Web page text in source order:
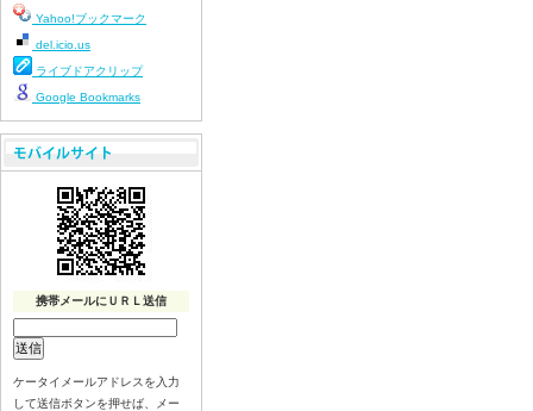
Yahoo!ブックマーク
del.icio.us
ライブドアクリップ
Google Bookmarks
携帯メールにＵＲＬ送信
ケータイメールアドレスを入力
して送信ボタンを押せば、メー